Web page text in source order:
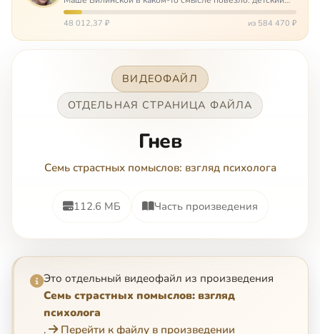
церебральный паралич зацепил её не очень сильно. Но
всё-таки есть диагноз и есть немалые проблемы – Маша
48 012,37 ₽ из 584 470 ₽
ВИДЕОФАЙЛ
ОТДЕЛЬНАЯ СТРАНИЦА ФАЙЛА
Гнев
Семь страстных помыслов: взгляд психолога
112.6 МБ Часть произведения
Это отдельный видеофайл из произведения
Семь страстных помыслов: взгляд
психолога
.
Перейти к файлу в произведении